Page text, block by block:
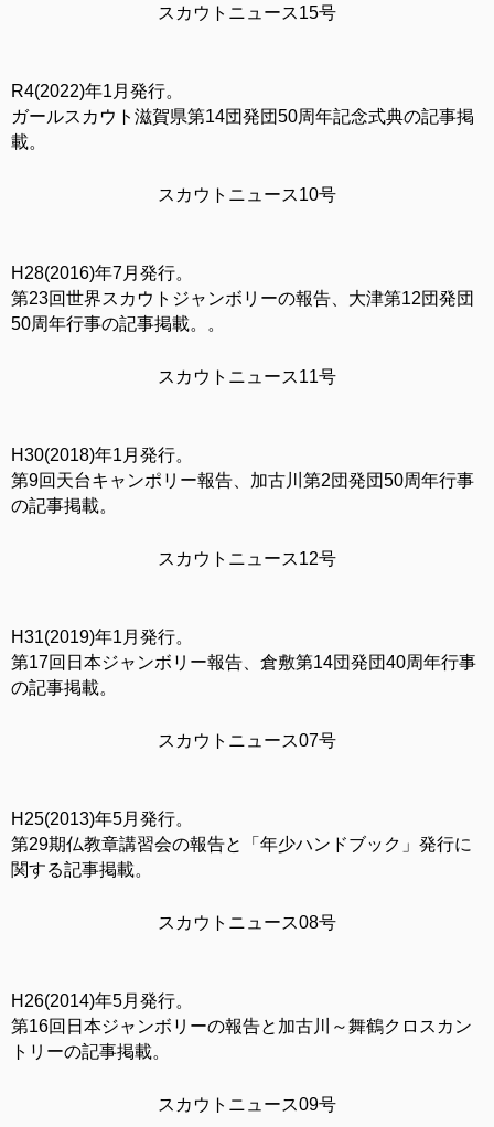
スカウトニュース15号
R4(2022)年1月発行。
ガールスカウト滋賀県第14団発団50周年記念式典の記事掲
載。
スカウトニュース10号
H28(2016)年7月発行。
第23回世界スカウトジャンボリーの報告、大津第12団発団
50周年行事の記事掲載。。
スカウトニュース11号
H30(2018)年1月発行。
第9回天台キャンポリー報告、加古川第2団発団50周年行事
の記事掲載。
スカウトニュース12号
H31(2019)年1月発行。
第17回日本ジャンボリー報告、倉敷第14団発団40周年行事
の記事掲載。
スカウトニュース07号
H25(2013)年5月発行。
第29期仏教章講習会の報告と「年少ハンドブック」発行に
関する記事掲載。
スカウトニュース08号
H26(2014)年5月発行。
第16回日本ジャンボリーの報告と加古川～舞鶴クロスカン
トリーの記事掲載。
スカウトニュース09号